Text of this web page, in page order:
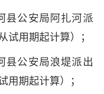
县公安局阿扎河派
试用期起计算）；
县公安局浪堤派出
用期起计算）；